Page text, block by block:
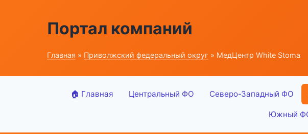
Портал компаний
Главная » Приволжский федеральный округ » МедЦентр White Stoma
🏠 Главная Центральный ФО Северо-Западный ФО
Южный